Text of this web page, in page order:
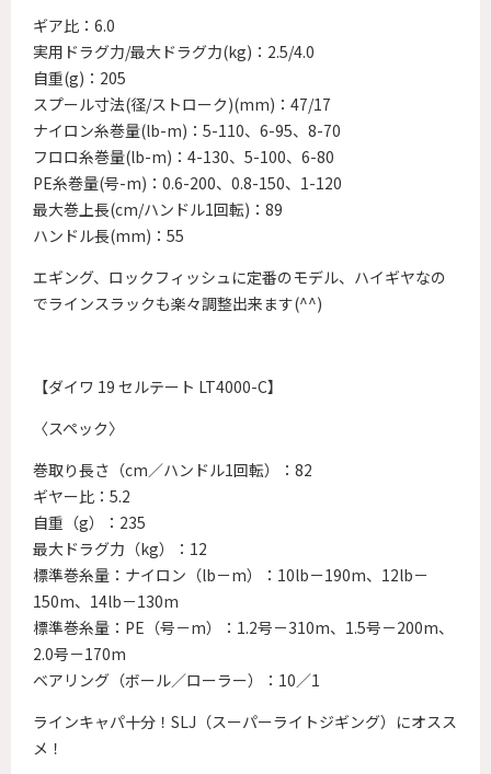
ギア比：6.0
実用ドラグ力/最大ドラグ力(kg)：2.5/4.0
自重(g)：205
スプール寸法(径/ストローク)(mm)：47/17
ナイロン糸巻量(lb-m)：5-110、6-95、8-70
フロロ糸巻量(lb-m)：4-130、5-100、6-80
PE糸巻量(号-m)：0.6-200、0.8-150、1-120
最大巻上長(cm/ハンドル1回転)：89
ハンドル長(mm)：55
エギング、ロックフィッシュに定番のモデル、ハイギヤなの
でラインスラックも楽々調整出来ます(^^)
【ダイワ 19 セルテート LT4000-C】
〈スペック〉
巻取り長さ（cm／ハンドル1回転）：82
ギヤー比：5.2
自重（g）：235
最大ドラグ力（kg）：12
標準巻糸量：ナイロン（lb－m）：10lb－190m、12lb－
150m、14lb－130m
標準巻糸量：PE（号－m）：1.2号－310m、1.5号－200m、
2.0号－170m
ベアリング（ボール／ローラー）：10／1
ラインキャパ十分！SLJ（スーパーライトジギング）にオスス
メ！